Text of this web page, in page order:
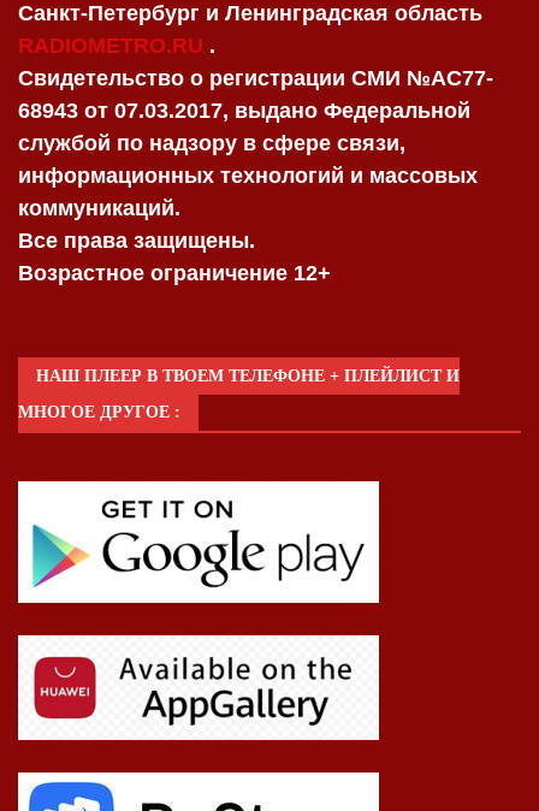
Санкт-Петербург и Ленинградская область
RADIOMETRO.RU .
Свидетельство о регистрации СМИ №AC77-
68943 от 07.03.2017, выдано Федеральной
службой по надзору в сфере связи,
информационных технологий и массовых
коммуникаций.
Все права защищены.
Возрастное ограничение 12+
НАШ ПЛЕЕР В ТВОЕМ ТЕЛЕФОНЕ + ПЛЕЙЛИСТ И
МНОГОЕ ДРУГОЕ :